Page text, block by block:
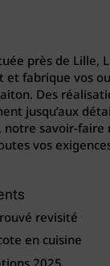
près de Lille,
fabrique vos
Des
jusqu’aux
savoir-
vos
revisité
en cuisine